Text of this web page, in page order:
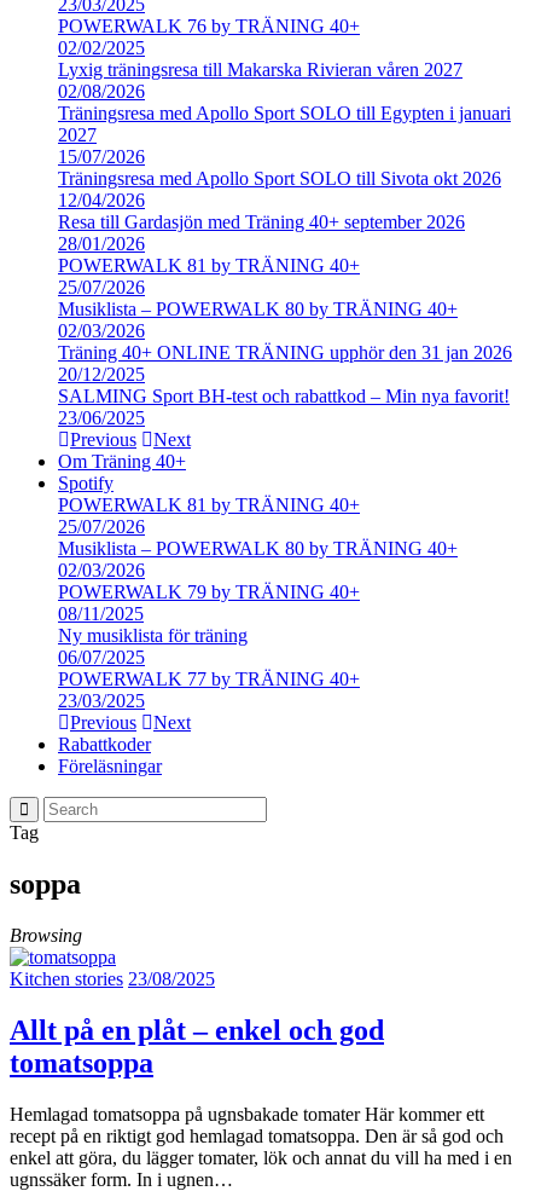
23/03/2025
POWERWALK 76 by TRÄNING 40+
02/02/2025
Lyxig träningsresa till Makarska Rivieran våren 2027
02/08/2026
Träningsresa med Apollo Sport SOLO till Egypten i januari
2027
15/07/2026
Träningsresa med Apollo Sport SOLO till Sivota okt 2026
12/04/2026
Resa till Gardasjön med Träning 40+ september 2026
28/01/2026
POWERWALK 81 by TRÄNING 40+
25/07/2026
Musiklista – POWERWALK 80 by TRÄNING 40+
02/03/2026
Träning 40+ ONLINE TRÄNING upphör den 31 jan 2026
20/12/2025
SALMING Sport BH-test och rabattkod – Min nya favorit!
23/06/2025
Previous
Next
Om Träning 40+
Spotify
POWERWALK 81 by TRÄNING 40+
25/07/2026
Musiklista – POWERWALK 80 by TRÄNING 40+
02/03/2026
POWERWALK 79 by TRÄNING 40+
08/11/2025
Ny musiklista för träning
06/07/2025
POWERWALK 77 by TRÄNING 40+
23/03/2025
Previous
Next
Rabattkoder
Föreläsningar
Tag
soppa
Browsing
Kitchen stories 23/08/2025
Allt på en plåt – enkel och god
tomatsoppa
Hemlagad tomatsoppa på ugnsbakade tomater Här kommer ett
recept på en riktigt god hemlagad tomatsoppa. Den är så god och
enkel att göra, du lägger tomater, lök och annat du vill ha med i en
ugnssäker form. In i ugnen…